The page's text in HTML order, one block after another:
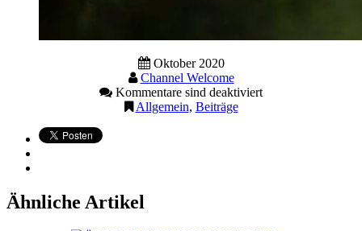
Oktober 2020
Channel Welcome
Kommentare sind deaktiviert
Allgemein, Beiträge
Ähnliche Artikel